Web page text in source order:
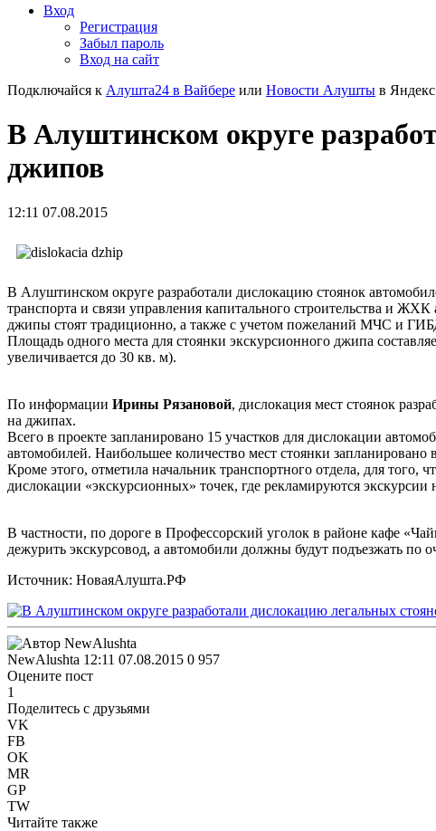
Вход
Регистрация
Забыл пароль
Вход на сайт
Подключайся к Алушта24 в Вайбере или Новости Алушты в
В Алуштинском округе
джипов
12:11 07.08.2015
В Алуштинском округе разработали дислокацию стоянок
транспорта и связи управления капитального строительства и
джипы стоят традиционно, а также с учетом пожеланий МЧС и
Площадь одного места для стоянки экскурсионного джипа
увеличивается до 30 кв. м).
По информации Ирины Рязановой, дислокация мест стоянок
на джипах.
Всего в проекте запланировано 15 участков для дислокации
автомобилей. Наибольшее количество мест стоянки
Кроме этого, отметила начальник транспортного отдела, для
дислокации «экскурсионных» точек, где рекламируются экскурсии
В частности, по дороге в Профессорский уголок в районе кафе
дежурить экскурсовод, а автомобили должны будут подъезжать по
Источник: НоваяАлушта.РФ
NewAlushta 12:11 07.08.2015 0 957
Оцените пост
1
Поделитесь с друзьями
VK
FB
OK
MR
GP
TW
Читайте также